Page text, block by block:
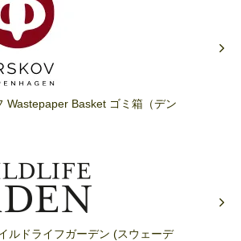
Wastepaper Basket ゴミ箱（デン
ルドライフガーデン (スウェーデ